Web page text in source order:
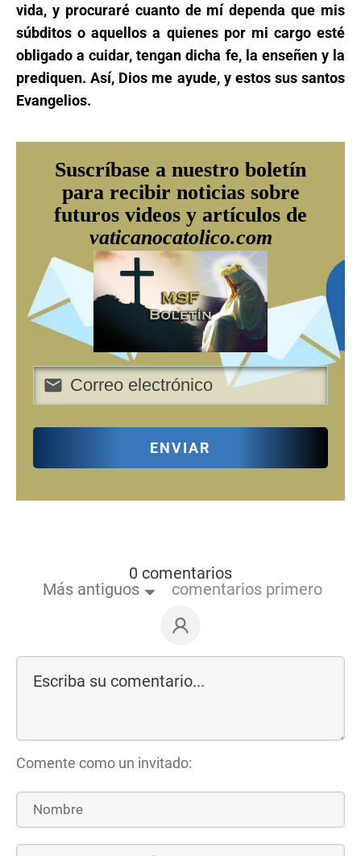
vida, y procuraré cuanto de mí dependa que mis
súbditos o aquellos a quienes por mi cargo esté
obligado a cuidar, tengan dicha fe, la enseñen y la
prediquen. Así, Dios me ayude, y estos sus santos
Evangelios.
Suscríbase a nuestro boletín
para recibir noticias sobre
futuros videos y artículos de
vaticanocatolico.com
ENVIAR
0 comentarios
Más antiguos
comentarios primero
Comente como un invitado: